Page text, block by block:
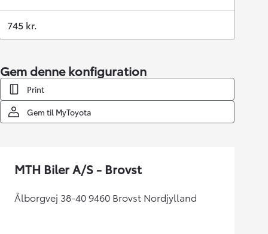
745 kr.
Gem denne konfiguration
Print
Gem til MyToyota
MTH Biler A/S - Brovst
Ålborgvej 38-40 9460 Brovst Nordjylland